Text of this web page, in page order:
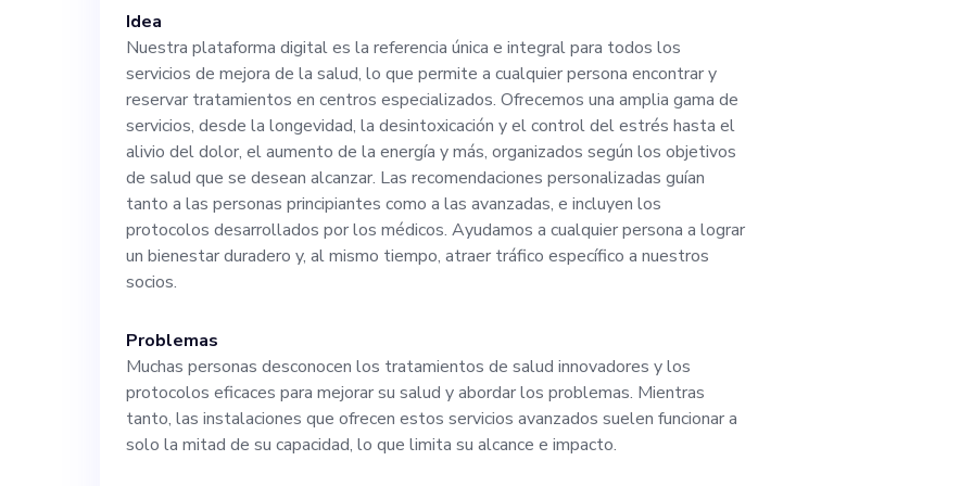
recomendaciones personalizadas a
usuarios, así como de la parte
ayuda a mejorar constantemente. El candidato
ideal debe tener experiencia previa
la gestión de datos, así como en la
ejecución de estrategias en
con nuestro director ejecutivo y
Idea
Nuestra plataforma digital es la referencia única e integral para todos los
servicios de mejora de la salud, lo que permite a cualquier persona encontrar y
reservar tratamientos en centros especializados. Ofrecemos una amplia gama de
servicios, desde la longevidad, la desintoxicación y el control del estrés hasta el
alivio del dolor, el aumento de la energía y más, organizados según los objetivos
de salud que se desean alcanzar. Las recomendaciones personalizadas guían
tanto a las personas principiantes como a las avanzadas, e incluyen los
protocolos desarrollados por los médicos. Ayudamos a cualquier persona a lograr
un bienestar duradero y, al mismo tiempo, atraer tráfico específico a nuestros
socios.
Problemas
Muchas personas desconocen los tratamientos de salud innovadores y los
protocolos eficaces para mejorar su salud y abordar los problemas. Mientras
tanto, las instalaciones que ofrecen estos servicios avanzados suelen funcionar a
solo la mitad de su capacidad, lo que limita su alcance e impacto.